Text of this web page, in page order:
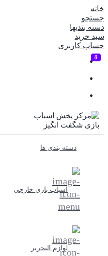
خانه
جستجو
دسته بندیها
سبد خرید
حساب کاربری
0
دسته بندی ها
اسباب بازی خارجی
لوازم التحریر